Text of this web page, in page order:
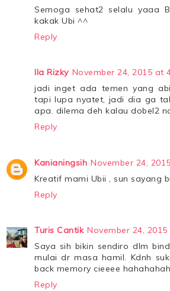
Semoga sehat2 selalu yaaa
kakak Ubi ^^
Reply
Ila Rizky November 24, 2015 at
jadi inget ada temen yang
tapi lupa nyatet, jadi dia ga
apa. dilema deh kalau dobel2
Reply
Kanianingsih November 24,
Kreatif mami Ubii , sun sayang
Reply
Turis Cantik November 24, 2015
Saya sih bikin sendiro dlm
mulai dr masa hamil. Kdnh
back memory cieeee hahahahah
Reply